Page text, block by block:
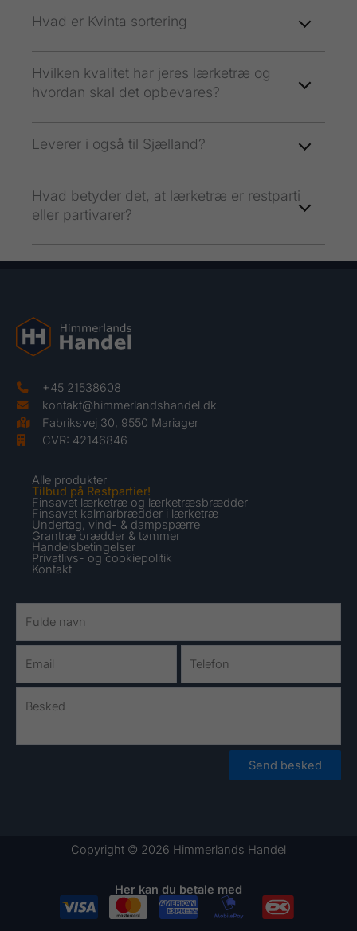
Hvad er Kvinta sortering
Hvilken kvalitet har jeres lærketræ og
hvordan skal det opbevares?
Leverer i også til Sjælland?
Hvad betyder det, at lærketræ er restparti
eller partivarer?
+45 21538608
kontakt@himmerlandshandel.dk
Fabriksvej 30, 9550 Mariager
CVR: 42146846
Alle produkter
Tilbud på Restpartier!
Finsavet lærketræ og lærketræsbrædder
Finsavet kalmarbrædder i lærketræ
Undertag, vind- & dampspærre
Grantræ brædder & tømmer
Handelsbetingelser
Privatlivs- og cookiepolitik
Kontakt
Send besked
Copyright © 2026 Himmerlands Handel
Her kan du betale med